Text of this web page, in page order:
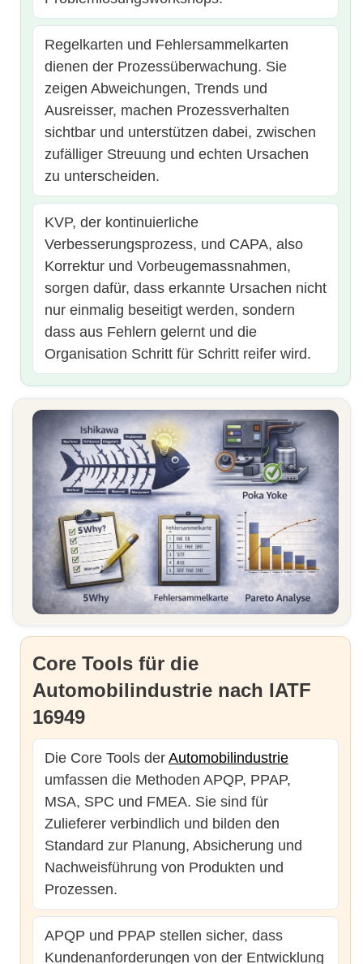
Regelkarten und Fehlersammelkarten
dienen der Prozessüberwachung. Sie
zeigen Abweichungen, Trends und
Ausreisser, machen Prozessverhalten
sichtbar und unterstützen dabei, zwischen
zufälliger Streuung und echten Ursachen
zu unterscheiden.
KVP, der kontinuierliche
Verbesserungsprozess, und CAPA, also
Korrektur und Vorbeugemassnahmen,
sorgen dafür, dass erkannte Ursachen nicht
nur einmalig beseitigt werden, sondern
dass aus Fehlern gelernt und die
Organisation Schritt für Schritt reifer wird.
Core Tools für die
Automobilindustrie nach IATF
16949
Die Core Tools der Automobilindustrie
umfassen die Methoden APQP, PPAP,
MSA, SPC und FMEA. Sie sind für
Zulieferer verbindlich und bilden den
Standard zur Planung, Absicherung und
Nachweisführung von Produkten und
Prozessen.
APQP und PPAP stellen sicher, dass
Kundenanforderungen von der Entwicklung